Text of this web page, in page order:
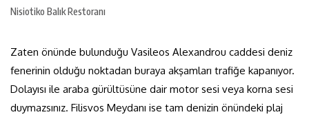
Nisiotiko Balık Restoranı
Zaten önünde bulunduğu Vasileos Alexandrou caddesi deniz
fenerinin olduğu noktadan buraya akşamları trafiğe kapanıyor.
Dolayısı ile araba gürültüsüne dair motor sesi veya korna sesi
duymazsınız. Filisvos Meydanı ise tam denizin önündeki plaj